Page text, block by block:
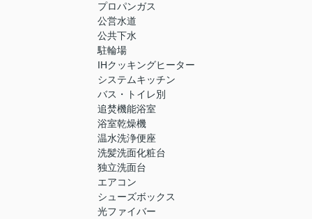
プロパンガス
公営水道
公共下水
駐輪場
IHクッキングヒーター
システムキッチン
バス・トイレ別
追焚機能浴室
浴室乾燥機
温水洗浄便座
洗髪洗面化粧台
独立洗面台
エアコン
シューズボックス
光ファイバー